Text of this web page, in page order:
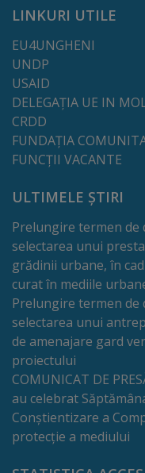
publice
Planuri/
Licitații
Rezultate
Buget
și
Taxe
locale
Strategii
și
programe
LINKURI UTILE
EU4UNGHENI
UNDP
USAID
DELEGAȚIA UE IN
CRDD
FUNDAȚIA
FUNCȚII VACANTE
ULTIMELE ȘTIRI
Prelungire termen
selectarea unui
grădinii urbane, în
curat în mediile
Prelungire termen
selectarea unui
de amenajare gard
proiectului
COMUNICAT DE
au celebrat
Conștientizare a
protecție a mediului